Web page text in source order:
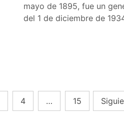
mayo de 1895, fue un
del 1 de diciembre de
4 … 15